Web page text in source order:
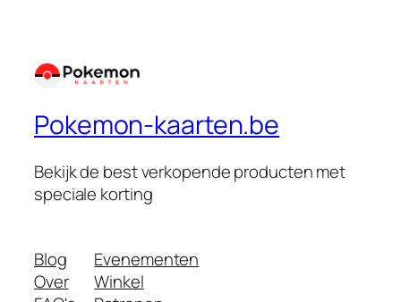
Pokemon-kaarten.be
Bekijk de best verkopende producten met
speciale korting
Blog
Over
Evenementen
Winkel